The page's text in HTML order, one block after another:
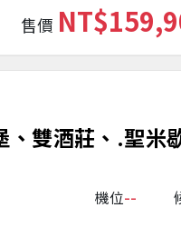
售價
雙酒莊、.聖米
機位--